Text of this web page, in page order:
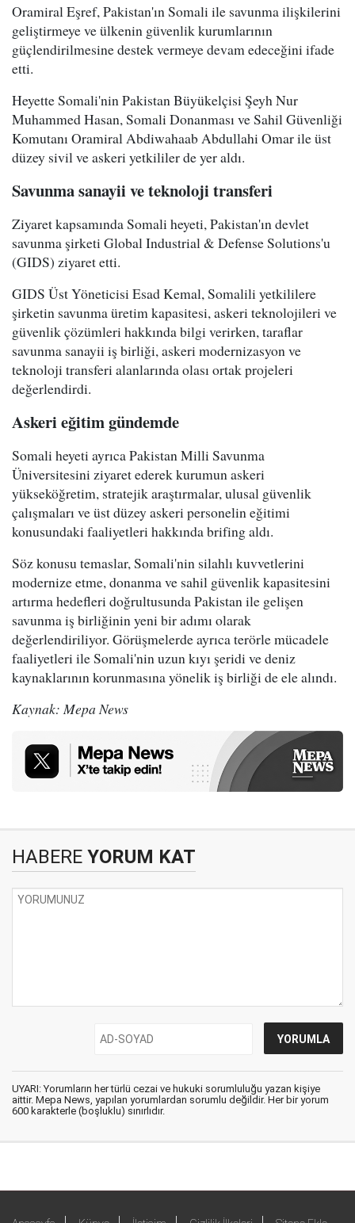
Oramiral Eşref, Pakistan'ın Somali ile savunma ilişkilerini
geliştirmeye ve ülkenin güvenlik kurumlarının
güçlendirilmesine destek vermeye devam edeceğini ifade
etti.
Heyette Somali'nin Pakistan Büyükelçisi Şeyh Nur
Muhammed Hasan, Somali Donanması ve Sahil Güvenliği
Komutanı Oramiral Abdiwahaab Abdullahi Omar ile üst
düzey sivil ve askeri yetkililer de yer aldı.
Savunma sanayii ve teknoloji transferi
Ziyaret kapsamında Somali heyeti, Pakistan'ın devlet
savunma şirketi Global Industrial & Defense Solutions'u
(GIDS) ziyaret etti.
GIDS Üst Yöneticisi Esad Kemal, Somalili yetkililere
şirketin savunma üretim kapasitesi, askeri teknolojileri ve
güvenlik çözümleri hakkında bilgi verirken, taraflar
savunma sanayii iş birliği, askeri modernizasyon ve
teknoloji transferi alanlarında olası ortak projeleri
değerlendirdi.
Askeri eğitim gündemde
Somali heyeti ayrıca Pakistan Milli Savunma
Üniversitesini ziyaret ederek kurumun askeri
yükseköğretim, stratejik araştırmalar, ulusal güvenlik
çalışmaları ve üst düzey askeri personelin eğitimi
konusundaki faaliyetleri hakkında brifing aldı.
Söz konusu temaslar, Somali'nin silahlı kuvvetlerini
modernize etme, donanma ve sahil güvenlik kapasitesini
artırma hedefleri doğrultusunda Pakistan ile gelişen
savunma iş birliğinin yeni bir adımı olarak
değerlendiriliyor. Görüşmelerde ayrıca terörle mücadele
faaliyetleri ile Somali'nin uzun kıyı şeridi ve deniz
kaynaklarının korunmasına yönelik iş birliği de ele alındı.
Kaynak: Mepa News
HABERE YORUM KAT
UYARI: Yorumların her türlü cezai ve hukuki sorumluluğu yazan kişiye
aittir. Mepa News, yapılan yorumlardan sorumlu değildir. Her bir yorum
600 karakterle (boşluklu) sınırlıdır.